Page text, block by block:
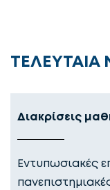
ΤΕΛΕΥΤΑΙΑ
Διακρίσεις
Εντυπωσιακές